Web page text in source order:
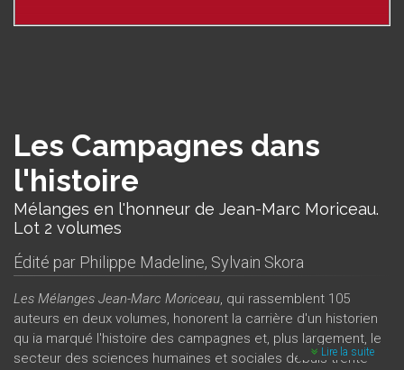
Les Campagnes dans
l'histoire
Mélanges en l'honneur de Jean-Marc Moriceau.
Lot 2 volumes
Édité par Philippe Madeline, Sylvain Skora
Les Mélanges Jean-Marc Moriceau, qui rassemblent 105
auteurs en deux volumes, honorent la carrière d'un historien
qu ia marqué l'histoire des campagnes et, plus largement, le
secteur des sciences humaines et sociales depuis trente
Lire la suite